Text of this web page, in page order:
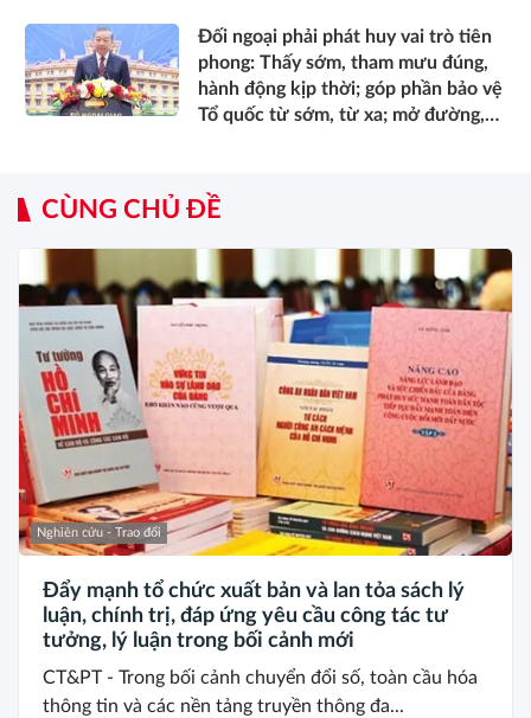
Đối ngoại phải phát huy vai trò tiên
phong: Thấy sớm, tham mưu đúng,
hành động kịp thời; góp phần bảo vệ
Tổ quốc từ sớm, từ xa; mở đường,
CÙNG CHỦ ĐỀ
Nghiên cứu - Trao đổi
Đẩy mạnh tổ chức xuất bản và lan tỏa sách lý
luận, chính trị, đáp ứng yêu cầu công tác tư
tưởng, lý luận trong bối cảnh mới
CT&PT - Trong bối cảnh chuyển đổi số, toàn cầu hóa
thông tin và các nền tảng truyền thông đa...